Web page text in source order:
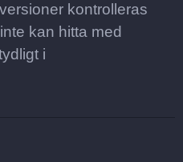
kontrolleras
kan hitta med
i